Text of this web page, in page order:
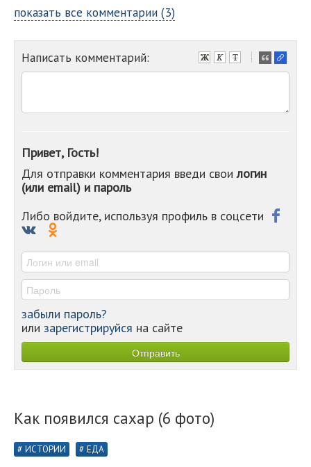
показать все комментарии (3)
Написать комментарий:
-
-
-
-
-
Привет, Гость!
Для отправки комментария введи своилогин
(или email) и пароль
Либо войдите, используя профиль в соцсети
забыли пароль?
или зарегистрируйся на сайте
Как появился сахар (6 фото)
ИСТОРИИ ЕДА